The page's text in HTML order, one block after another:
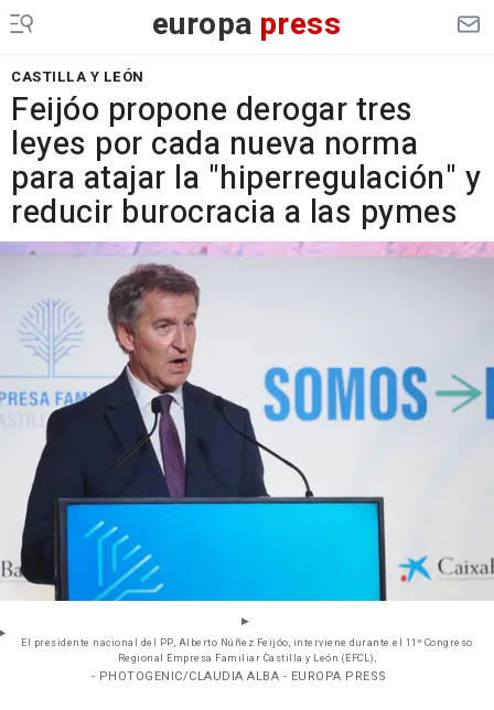
europa press
CASTILLA Y LEÓN
Feijóo propone derogar tres
leyes por cada nueva norma
para atajar la "hiperregulación" y
reducir burocracia a las pymes
El presidente nacional del PP, Alberto Núñez Feijóo, interviene durante el 11º Congreso
Regional Empresa Familiar Castilla y León (EFCL),
- PHOTOGENIC/CLAUDIA ALBA - EUROPA PRESS